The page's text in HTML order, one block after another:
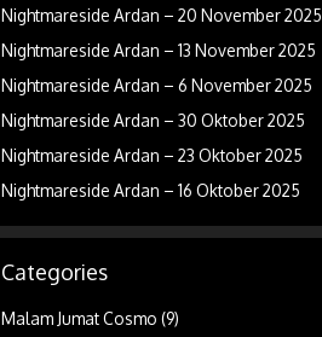
Nightmareside Ardan – 20 November 2025
Nightmareside Ardan – 13 November 2025
Nightmareside Ardan – 6 November 2025
Nightmareside Ardan – 30 Oktober 2025
Nightmareside Ardan – 23 Oktober 2025
Nightmareside Ardan – 16 Oktober 2025
Categories
Malam Jumat Cosmo (9)